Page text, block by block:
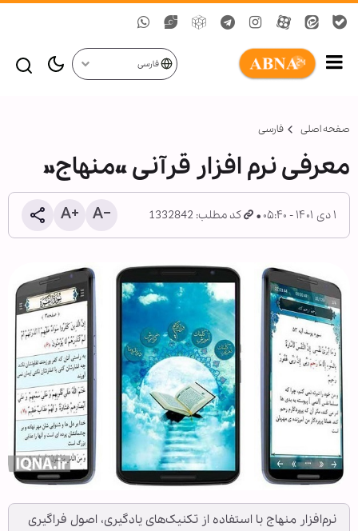
فارسی
صفحه اصلی فارسی
معرفی نرم افزار قرآنی «منهاج»
۱ دی ۱۴۰۱ - ۰۵:۴۰ کد مطلب: 1332842
نرم‌افزار منهاج با استفاده از تکنیک‌های یادگیری، اصول فراگیری